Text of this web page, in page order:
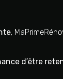
,
d’être